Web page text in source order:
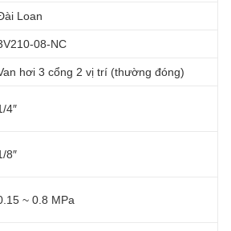
Loan
08-NC
hơi 3 cổng 2 vị trí (thường đóng)
4″
8″
~ 0.8 MPa